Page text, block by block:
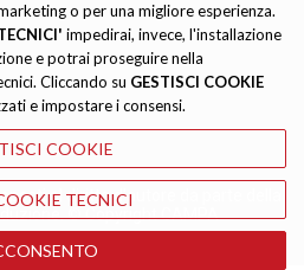
al diritto d'autore da parte della
© Copyright CAMPA
o per una migliore esperienza.
impedirai, invece, l'installazione
e potrai proseguire nella
Cliccando su GESTISCI COOKIE
e impostare i consensi.
COOKIE
TECNICI